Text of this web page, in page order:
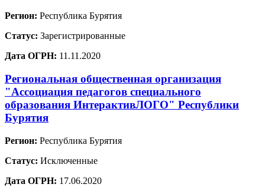
Регион: Республика Бурятия
Статус: Зарегистрированные
Дата ОГРН: 11.11.2020
Региональная общественная организация
"Ассоциация педагогов специального
образования ИнтерактивЛОГО" Республики
Бурятия
Регион: Республика Бурятия
Статус: Исключенные
Дата ОГРН: 17.06.2020